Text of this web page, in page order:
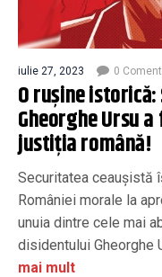
iulie 27, 2023 0
O rușine
Gheorghe Ursu
justiția română!
Securitatea ceaușistă
României morale la
unuia dintre cele mai
disidentului Gheorghe
mai mult